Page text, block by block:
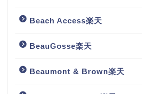
Beach Access楽天
BeauGosse楽天
Beaumont & Brown楽天